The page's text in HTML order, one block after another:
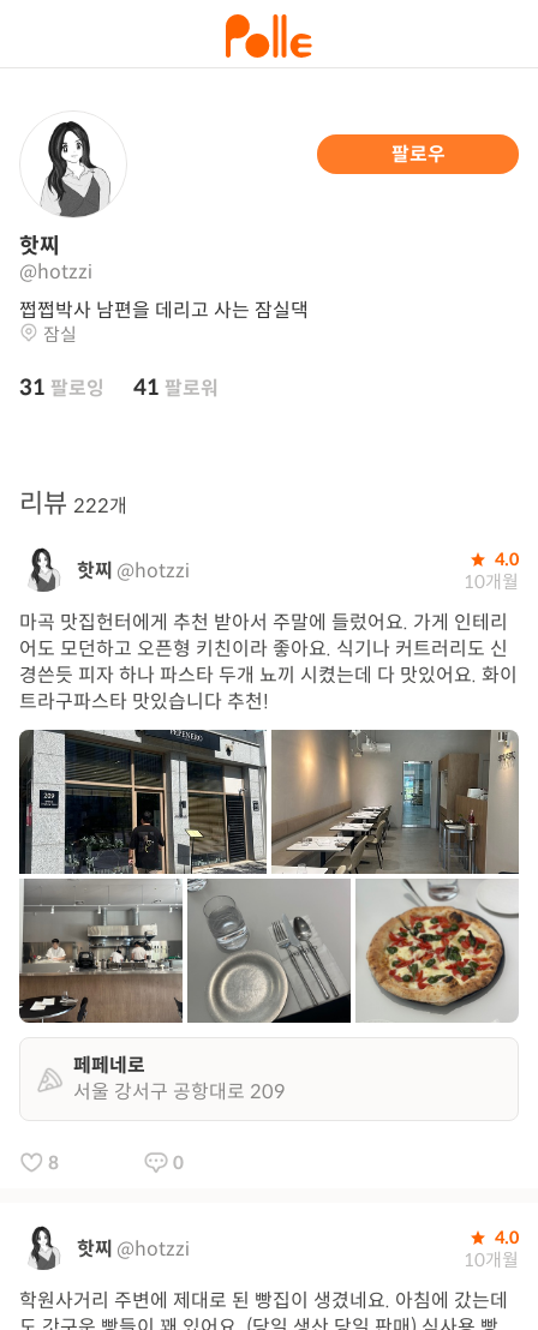
팔로우
핫찌
@hotzzi
쩝쩝박사 남편을 데리고 사는 잠실댁
잠실
31 팔로잉 41 팔로워
리뷰 222개
핫찌 @hotzzi 4.0
10개월
마곡 맛집헌터에게 추천 받아서 주말에 들렀어요. 가게 인테리
어도 모던하고 오픈형 키친이라 좋아요. 식기나 커트러리도 신
경쓴듯 피자 하나 파스타 두개 뇨끼 시켰는데 다 맛있어요. 화이
트라구파스타 맛있습니다 추천!
페페네로
서울 강서구 공항대로 209
8 0
핫찌 @hotzzi 4.0
10개월
학원사거리 주변에 제대로 된 빵집이 생겼네요. 아침에 갔는데